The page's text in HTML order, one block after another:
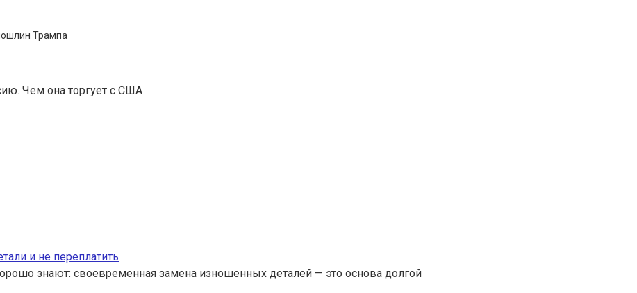
Трампа
Чем она торгует с США
и не переплатить
знают: своевременная замена изношенных деталей — это основа долгой